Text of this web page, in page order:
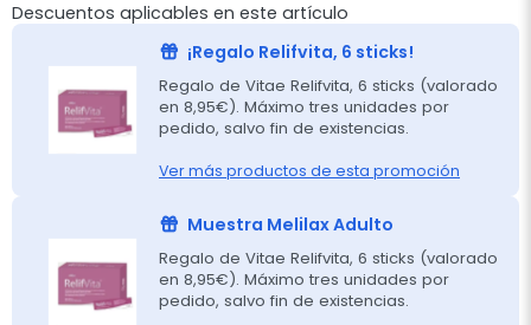
Descuentos aplicables en este artículo
¡Regalo Relifvita, 6 sticks!
Regalo de Vitae Relifvita, 6 sticks (valorado
en 8,95€). Máximo tres unidades por
pedido, salvo fin de existencias.
Ver más productos de esta promoción
Muestra Melilax Adulto
Regalo de Vitae Relifvita, 6 sticks (valorado
en 8,95€). Máximo tres unidades por
pedido, salvo fin de existencias.